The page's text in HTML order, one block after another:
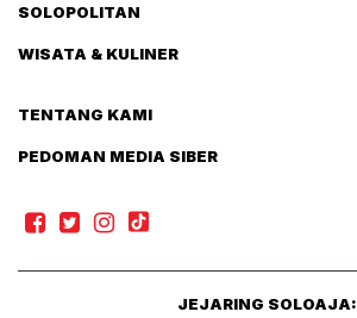
SOLOPOLITAN
WISATA & KULINER
TENTANG KAMI
PEDOMAN MEDIA SIBER
JEJARING SOLOAJA: